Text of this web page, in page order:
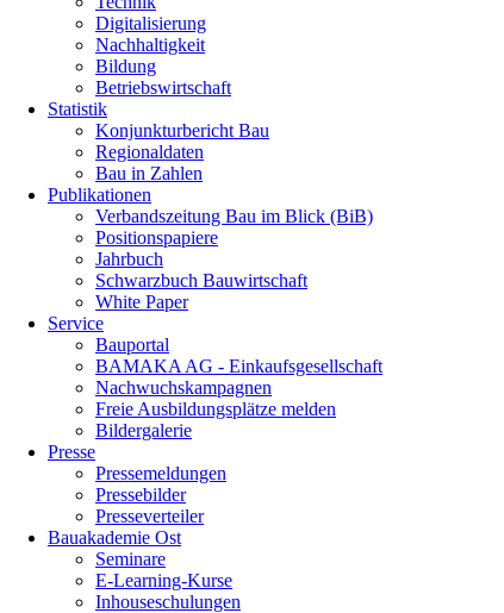
Digitalisierung
Nachhaltigkeit
Bildung
Betriebswirtschaft
Statistik
Konjunkturbericht Bau
Regionaldaten
Bau in Zahlen
Publikationen
Verbandszeitung Bau im Blick (BiB)
Positionspapiere
Jahrbuch
Schwarzbuch Bauwirtschaft
White Paper
Service
Bauportal
BAMAKA AG - Einkaufsgesellschaft
Nachwuchskampagnen
Freie Ausbildungsplätze melden
Bildergalerie
Presse
Pressemeldungen
Pressebilder
Presseverteiler
Bauakademie Ost
Seminare
E-Learning-Kurse
Inhouseschulungen